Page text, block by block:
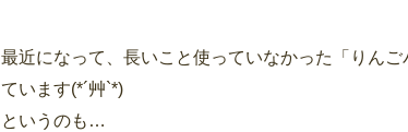
最近になって、長いこと使っていなかった「りん
ています(*´艸`*)
というのも…